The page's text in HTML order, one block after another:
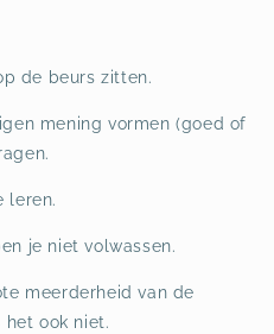
de beurs zitten.
mening vormen (goed of
leren.
je niet volwassen.
meerderheid van de
het ook niet.